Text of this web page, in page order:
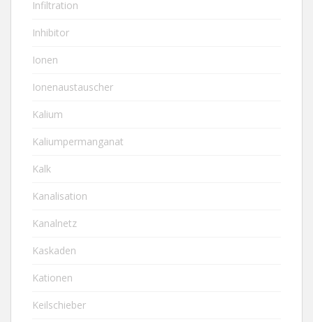
Infiltration
Inhibitor
Ionen
Ionenaustauscher
Kalium
Kaliumpermanganat
Kalk
Kanalisation
Kanalnetz
Kaskaden
Kationen
Keilschieber